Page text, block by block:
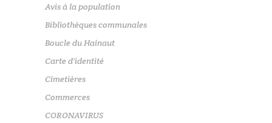
Avis à la population
Bibliothèques communales
Boucle du Hainaut
Carte d'identité
Cimetières
Commerces
CORONAVIRUS